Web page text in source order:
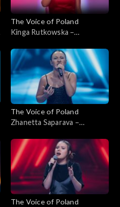
The Voice of Poland
Kinga Rutkowska –
„The Voice of Poland”, Live 1,
8 listopada 2025
The Voice of Poland
Zhanetta Saparava –
Voice of Poland”, Nokaut, 1
listopada 2025
The Voice of Poland